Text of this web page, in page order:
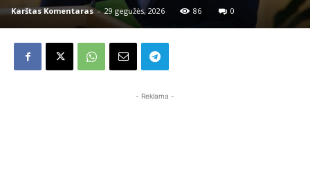
Karštas Komentaras - 29 gegužės, 2026 86 0
- Reklama -